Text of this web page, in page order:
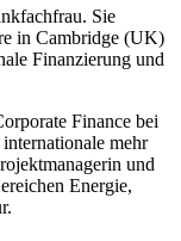
Sie
in Cambridge (UK)
Finanzierung und
Finance bei
mehr
und
Energie,